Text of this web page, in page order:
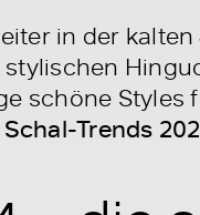
in der
schöne Styles
Trends